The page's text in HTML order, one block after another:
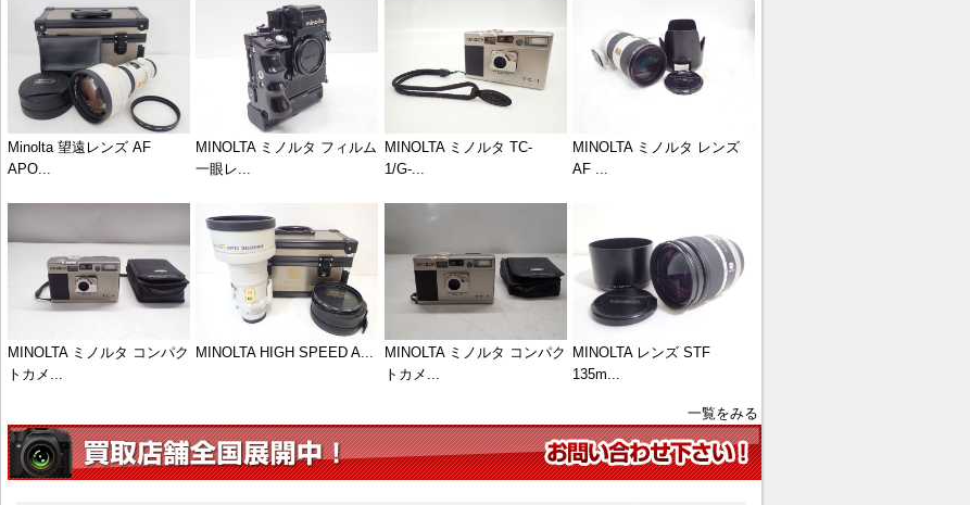
Minolta 望遠レンズ AF
APO...
MINOLTA ミノルタ フィルム
一眼レ...
MINOLTA ミノルタ TC-
1/G-...
MINOLTA ミノルタ レンズ
AF ...
MINOLTA ミノルタ コンパク
トカメ...
MINOLTA HIGH SPEED A...
MINOLTA ミノルタ コンパク
トカメ...
MINOLTA レンズ STF
135m...
一覧をみる